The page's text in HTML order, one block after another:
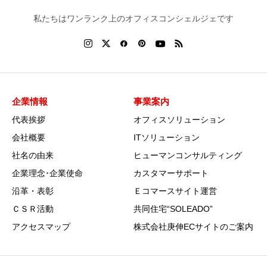
私たちはワンランク上のオフィスコンシェルジェです
企業情報
代表挨拶
会社概要
社名の由来
企業理念･企業使命
沿革・表彰
ＣＳＲ活動
アクセスマップ
事業案内
オフィスソリューション
ITソリューション
ヒューマンコンサルティング
カスタマーサポート
Ｅコマースサイト運営
共同住宅“SOLEADO”
株式会社庚伸ECサイトのご案内